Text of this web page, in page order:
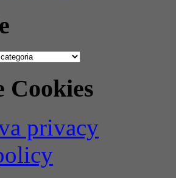
Cookies
privacy